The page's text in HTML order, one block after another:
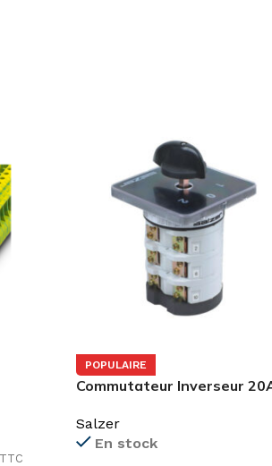
TTC
POPULAIRE
Commutateur Inverseur
Salzer
En stock